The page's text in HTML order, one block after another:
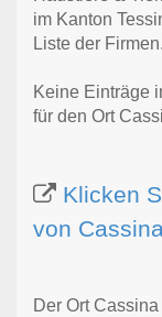
im Kanton
Liste der Firmen.
Keine Einträge
für den Ort
Klicken
von
Der Ort